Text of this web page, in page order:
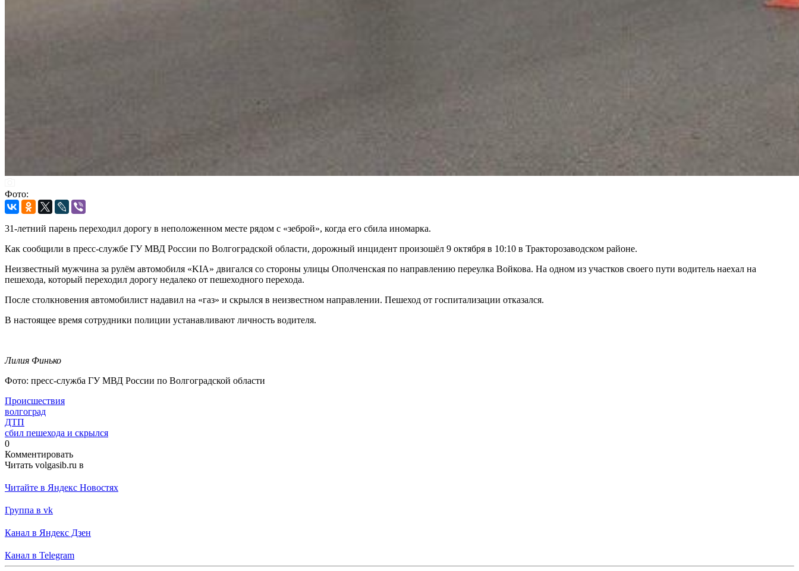
Фото:
31-летний парень переходил дорогу в неположенном месте рядом с «зеброй», когда его сбила иномарка.
Как сообщили в пресс-службе ГУ МВД России по Волгоградской области, дорожный инцидент произошёл 9 октября в 10:10 в Тракторозаводском районе.
Неизвестный мужчина за рулём автомобиля «KIA» двигался со стороны улицы Ополченская по направлению переулка Войкова. На одном из участков своего пути водитель наехал на
пешехода, который переходил дорогу недалеко от пешеходного перехода.
После столкновения автомобилист надавил на «газ» и скрылся в неизвестном направлении. Пешеход от госпитализации отказался.
В настоящее время сотрудники полиции устанавливают личность водителя.
Лилия Финько
Фото: пресс-служба ГУ МВД России по Волгоградской области
Происшествия
волгоград
ДТП
сбил пешехода и скрылся
0
Комментировать
Читать volgasib.ru в
Читайте в Яндекс Новостях
Группа в vk
Канал в Яндекс Дзен
Канал в Telegram